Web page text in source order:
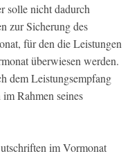
solle nicht dadurch
zur Sicherung des
für den die Leistungen
überwiesen werden.
dem Leistungsempfang
Rahmen seines
im Vormonat